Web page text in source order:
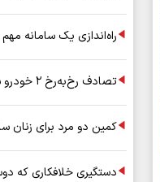
راه‌اندازی یک سامانه
تصادف رخ‌به‌رخ ۲ خودرو سمند/ ۴ سرنشین جان باختند
کمین دو مرد برای زنان
دستگیری خلافکاری